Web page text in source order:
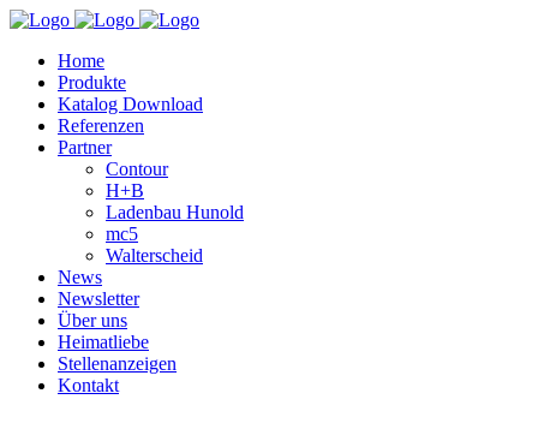
Home
Produkte
Katalog Download
Referenzen
Partner
Contour
H+B
Ladenbau Hunold
mc5
Walterscheid
News
Newsletter
Über uns
Heimatliebe
Stellenanzeigen
Kontakt